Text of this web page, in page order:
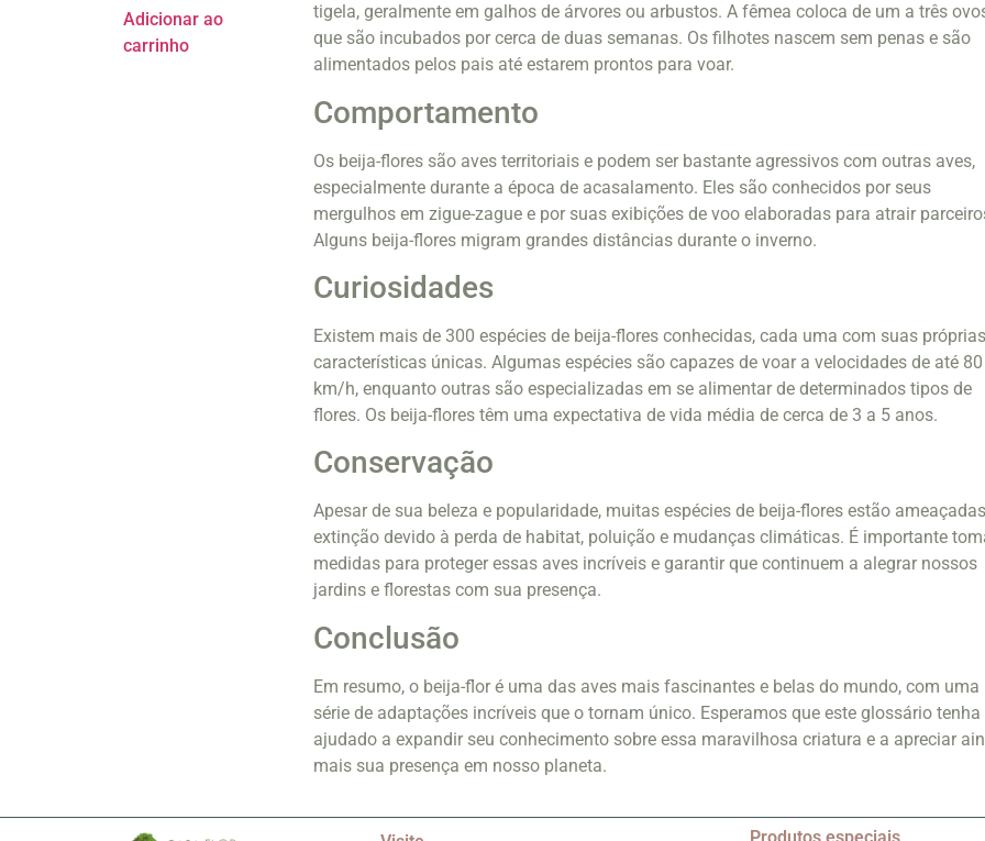
Adicionar ao
carrinho
tigela, geralmente em galhos de árvores ou arbustos. A fêmea coloca de um a três
que são incubados por cerca de duas semanas. Os filhotes nascem sem penas e são
alimentados pelos pais até estarem prontos para voar.
Comportamento
Os beija-flores são aves territoriais e podem ser bastante agressivos com outras aves,
especialmente durante a época de acasalamento. Eles são conhecidos por seus
mergulhos em zigue-zague e por suas exibições de voo elaboradas para atrair
Alguns beija-flores migram grandes distâncias durante o inverno.
Curiosidades
Existem mais de 300 espécies de beija-flores conhecidas, cada uma com suas próprias
características únicas. Algumas espécies são capazes de voar a velocidades de até 80
km/h, enquanto outras são especializadas em se alimentar de determinados tipos de
flores. Os beija-flores têm uma expectativa de vida média de cerca de 3 a 5 anos.
Conservação
Apesar de sua beleza e popularidade, muitas espécies de beija-flores estão
extinção devido à perda de habitat, poluição e mudanças climáticas. É importante
medidas para proteger essas aves incríveis e garantir que continuem a alegrar nossos
jardins e florestas com sua presença.
Conclusão
Em resumo, o beija-flor é uma das aves mais fascinantes e belas do mundo, com uma
série de adaptações incríveis que o tornam único. Esperamos que este glossário tenha
ajudado a expandir seu conhecimento sobre essa maravilhosa criatura e a apreciar
mais sua presença em nosso planeta.